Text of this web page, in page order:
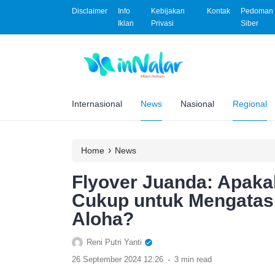
Disclaimer
Info
Iklan
Kebijakan
Privasi
Kontak
Siber
Internasional News Nasional Regional
Home › News
Flyover Juanda:
Cukup untuk
Aloha?
Reni Putri Yanti
26 September 2024 12:26 . 3 min read